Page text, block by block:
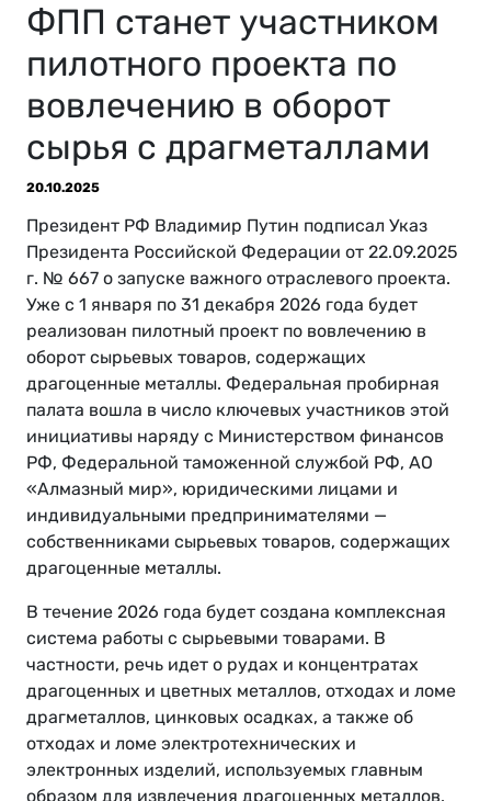
ФПП станет участником
пилотного проекта по
вовлечению в оборот
сырья с драгметаллами
20.10.2025
Президент РФ Владимир Путин подписал Указ
Президента Российской Федерации от 22.09.2025
г. № 667 о запуске важного отраслевого проекта.
Уже с 1 января по 31 декабря 2026 года будет
реализован пилотный проект по вовлечению в
оборот сырьевых товаров, содержащих
драгоценные металлы. Федеральная пробирная
палата вошла в число ключевых участников этой
инициативы наряду с Министерством финансов
РФ, Федеральной таможенной службой РФ, АО
«Алмазный мир», юридическими лицами и
индивидуальными предпринимателями —
собственниками сырьевых товаров, содержащих
драгоценные металлы.
В течение 2026 года будет создана комплексная
система работы с сырьевыми товарами. В
частности, речь идет о рудах и концентратах
драгоценных и цветных металлов, отходах и ломе
драгметаллов, цинковых осадках, а также об
отходах и ломе электротехнических и
электронных изделий, используемых главным
образом для извлечения драгоценных металлов.